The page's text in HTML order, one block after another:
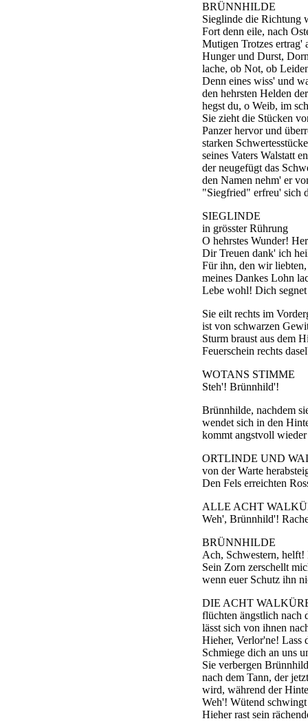
BRÜNNHILDE
Sieglinde die Richtung
Fort denn eile, nach
Mutigen Trotzes ertrag'
Hunger und Durst,
lache, ob Not, ob
Denn eines wiss' und
den hehrsten Helden
hegst du, o Weib, im
Sie zieht die Stücken
Panzer hervor und
starken
seines Vaters Walstatt
der neugefügt das
den Namen nehm' er
"Siegfried" erfreu' sich
SIEGLINDE
in grösster Rührung
O hehrstes Wunder!
Dir Treuen dank' ich
Für ihn, den wir
meines Dankes Lohn
Lebe wohl! Dich
Sie eilt rechts im
ist von schwarzen
Sturm braust aus dem
Feuerschein rechts
WOTANS STIMME
Steh'! Brünnhild'!
Brünnhilde, nachdem
wendet sich in den
kommt angstvoll
ORTLINDE UND
von der Warte
Den Fels erreichten
ALLE ACHT
Weh', Brünnhild'!
BRÜNNHILDE
Ach, Schwestern,
Sein Zorn zerschellt
wenn euer Schutz ihn
DIE ACHT
flüchten ängstlich nach
lässt sich von ihnen
Hieher, Verlor'ne! Lass
Schmiege dich an uns
Sie verbergen
nach dem Tann, der
wird, während der
Weh'! Wütend
Hieher rast sein